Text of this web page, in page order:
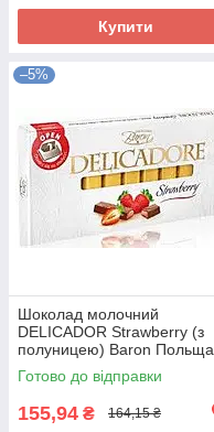
Купити
–5%
Шоколад молочний
DELICADOR Strawberry (з
полуницею) Baron Польща
200 г
Готово до відправки
155,94 ₴ 164,15 ₴